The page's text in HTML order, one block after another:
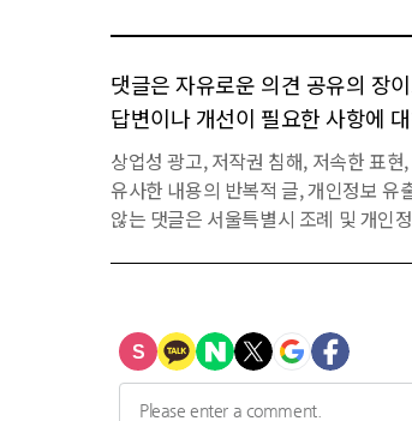
댓글은 자유로운 의견 공유의 장
답변이나 개선이 필요한 사항에
상업성 광고, 저작권 침해, 저속한 표
유사한 내용의 반복적 글, 개인정보 유
않는 댓글은 서울특별시 조례 및 개인